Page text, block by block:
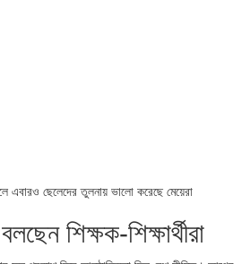
এবারও ছেলেদের তুলনায় ভালো করেছে মেয়েরা
শিক্ষক-শিক্ষার্থীরা